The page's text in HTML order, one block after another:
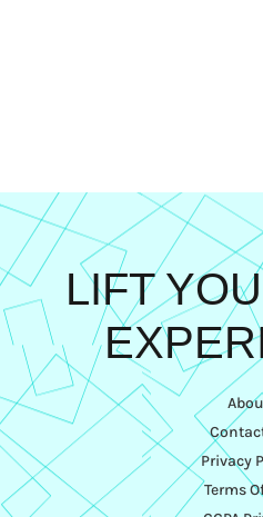
LIFT
Privacy
Terms